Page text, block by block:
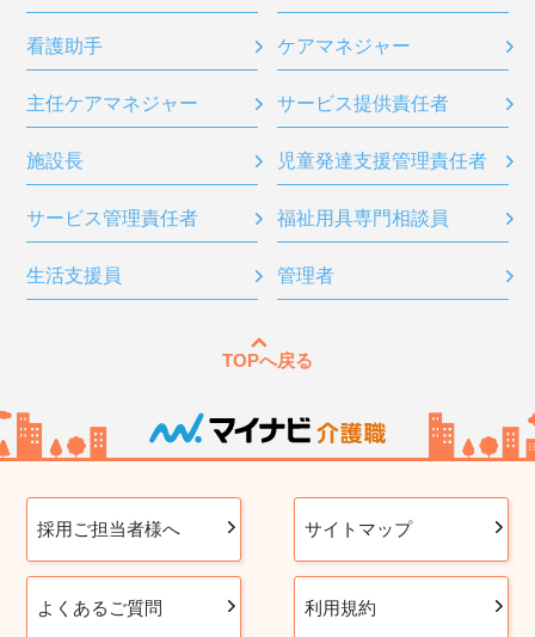
看護助手 ケアマネジャー
主任ケアマネジャー サービス提供責任者
施設長 児童発達支援管理責任者
サービス管理責任者 福祉用具専門相談員
生活支援員 管理者
TOPへ戻る
採用ご担当者様へ サイトマップ
よくあるご質問 利用規約